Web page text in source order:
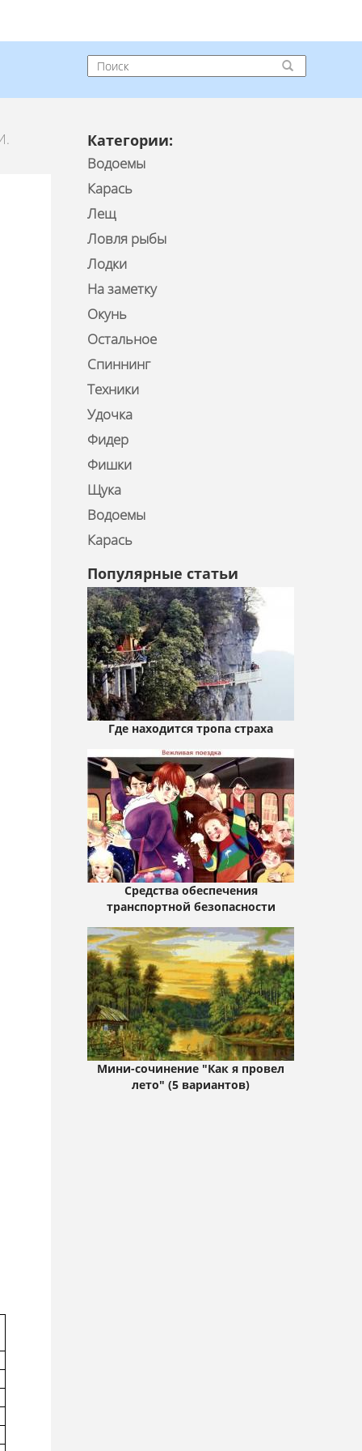
Категории:
Водоемы
Карась
Лещ
Ловля рыбы
Лодки
На заметку
Окунь
Остальное
Спиннинг
Техники
Удочка
Фидер
Фишки
Щука
Водоемы
Карась
Популярные статьи
Где находится тропа страха
Средства обеспечения
транспортной безопасности
Мини-сочинение "Как я провел
лето" (5 вариантов)